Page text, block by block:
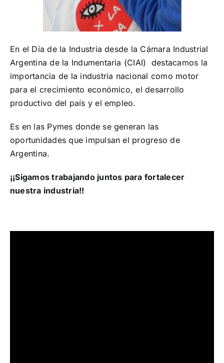
¡Seguinos en Linkedin!
En el Día de la Industria desde la Cámara Industrial
Argentina de la Indumentaria (CIAI) destacamos la
importancia de la industria nacional como motor
para el crecimiento económico, el desarrollo
productivo del país y el empleo.
Es en las Pymes donde se generan las
oportunidades que impulsan el progreso de
Argentina.
¡¡Sigamos trabajando juntos para fortalecer
nuestra industria!!